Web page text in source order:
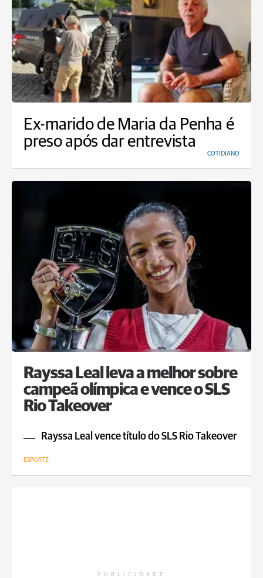
Ex-marido de Maria da Penha é
preso após dar entrevista
COTIDIANO
Rayssa Leal leva a melhor sobre
campeã olímpica e vence o SLS
Rio Takeover
Rayssa Leal vence título do SLS Rio Takeover
ESPORTE
PUBLICIDADE